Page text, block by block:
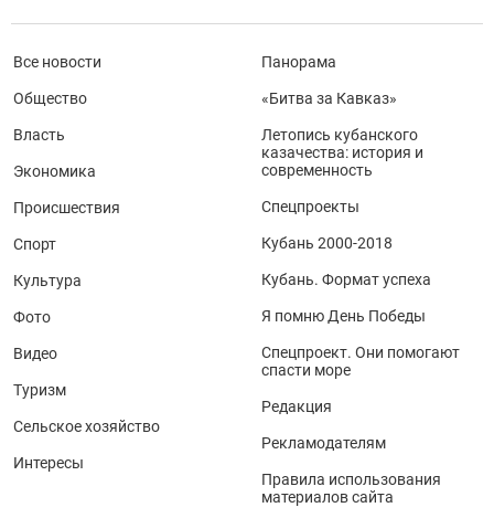
Все новости
Общество
Власть
Экономика
Происшествия
Спорт
Культура
Фото
Видео
Туризм
Сельское хозяйство
Интересы
Панорама
«Битва за Кавказ»
Летопись кубанского
казачества: история и
современность
Спецпроекты
Кубань 2000-2018
Кубань. Формат успеха
Я помню День Победы
Спецпроект. Они помогают
спасти море
Редакция
Рекламодателям
Правила использования
материалов сайта